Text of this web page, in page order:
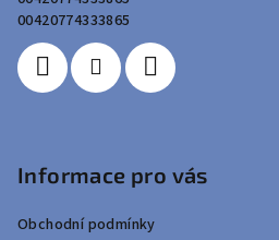
00420774333865
Informace pro vás
Obchodní podmínky